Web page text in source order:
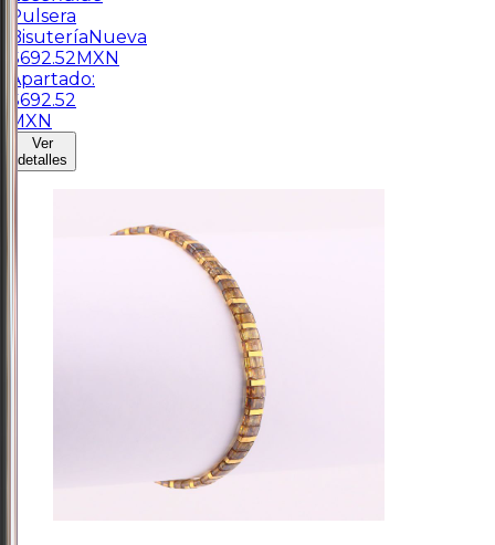
Pulsera
BisuteríaNueva
$692.52MXN
Apartado:
$692.52
MXN
Ver
detalles